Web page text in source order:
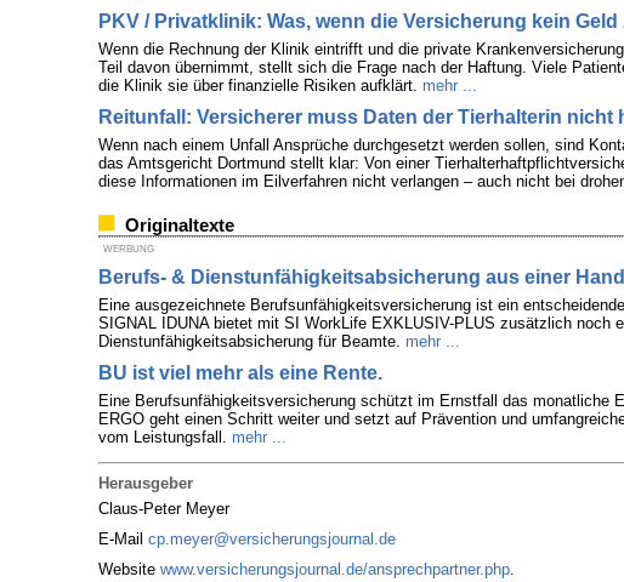
PKV / Privatklinik: Was, wenn die Versicherung kein Geld
Wenn die Rechnung der Klinik eintrifft und die private
Teil davon übernimmt, stellt sich die Frage nach der Haftung. Viele
die Klinik sie über finanzielle Risiken aufklärt. mehr ...
Reitunfall: Versicherer muss Daten der Tierhalterin nicht
Wenn nach einem Unfall Ansprüche durchgesetzt werden sollen, sind
das Amtsgericht Dortmund stellt klar: Von einer
diese Informationen im Eilverfahren nicht verlangen – auch nicht bei
Originaltexte
WERBUNG
Berufs- & Dienstunfähigkeitsabsicherung aus einer Hand
Eine ausgezeichnete Berufsunfähigkeitsversicherung ist ein
SIGNAL IDUNA bietet mit SI WorkLife EXKLUSIV-PLUS zusätzlich noch
Dienstunfähigkeitsabsicherung für Beamte. mehr ...
BU ist viel mehr als eine Rente.
Eine Berufsunfähigkeitsversicherung schützt im Ernstfall das monatliche
ERGO geht einen Schritt weiter und setzt auf Prävention und
vom Leistungsfall. mehr ...
Herausgeber
Claus-Peter Meyer
E-Mail cp.meyer@versicherungsjournal.de
Website www.versicherungsjournal.de/ansprechpartner.php.